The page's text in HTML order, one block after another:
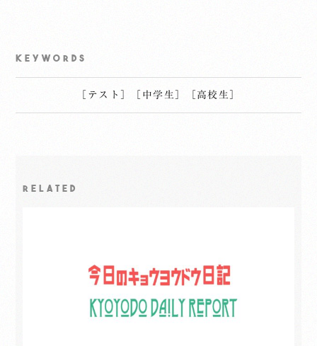
KEYWORDS
テスト 中学生 高校生
RELATED